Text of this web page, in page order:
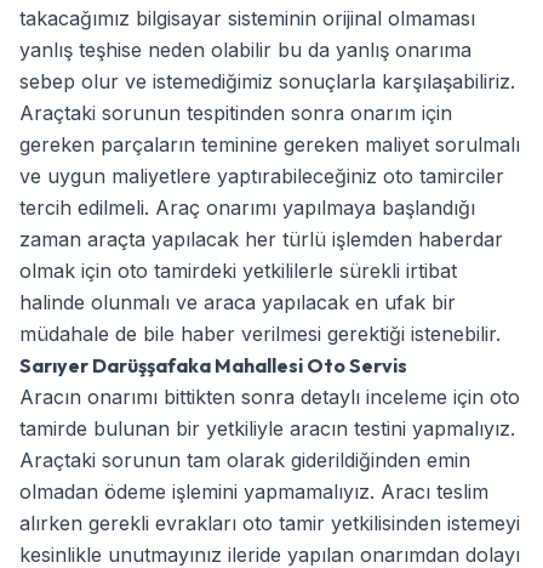
takacağımız bilgisayar sisteminin orijinal olmaması
yanlış teşhise neden olabilir bu da yanlış onarıma
sebep olur ve istemediğimiz sonuçlarla karşılaşabiliriz.
Araçtaki sorunun tespitinden sonra onarım için
gereken parçaların teminine gereken maliyet sorulmalı
ve uygun maliyetlere yaptırabileceğiniz oto tamirciler
tercih edilmeli. Araç onarımı yapılmaya başlandığı
zaman araçta yapılacak her türlü işlemden haberdar
olmak için oto tamirdeki yetkililerle sürekli irtibat
halinde olunmalı ve araca yapılacak en ufak bir
müdahale de bile haber verilmesi gerektiği istenebilir.
Sarıyer Darüşşafaka Mahallesi Oto Servis
Aracın onarımı bittikten sonra detaylı inceleme için oto
tamirde bulunan bir yetkiliyle aracın testini yapmalıyız.
Araçtaki sorunun tam olarak giderildiğinden emin
olmadan ödeme işlemini yapmamalıyız. Aracı teslim
alırken gerekli evrakları oto tamir yetkilisinden istemeyi
kesinlikle unutmayınız ileride yapılan onarımdan dolayı